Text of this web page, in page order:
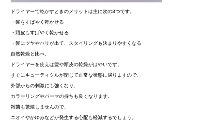
ドライヤーで乾かすときのメリットは主に次の3つです。
・髪をすばやく乾かせる
・頭皮もすばやく乾かせる
・髪にツヤやハリが出て、スタイリングも決まりやすくなる
自然乾燥と比べ、
ドライヤーを使えば髪や頭皮の乾燥がはやいです。
すぐにキューティクルが閉じて正常な状態に戻りますので、
外部からの刺激にも強くなり、
カラーリングやパーマの持ちも良くなります。
雑菌も繁殖しませんので、
ニオイやかゆみなどが発生する心配も軽減するでしょう。